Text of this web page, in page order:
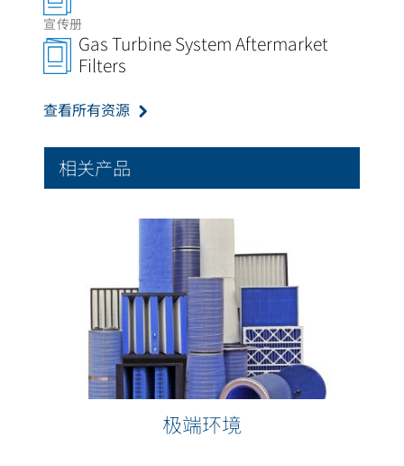
宣传册
Gas Turbine System Aftermarket
Filters
查看所有资源
相关产品
极端环境